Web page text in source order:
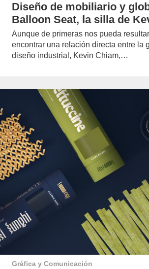
Diseño de mobiliario y
Balloon Seat, la silla de
Aunque de primeras nos pueda
encontrar una relación directa entre la
diseño industrial, Kevin Chiam,…
Gráfica y Comunicación